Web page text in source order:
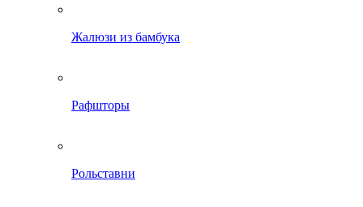
Жалюзи из бамбука
Рафшторы
Рольставни